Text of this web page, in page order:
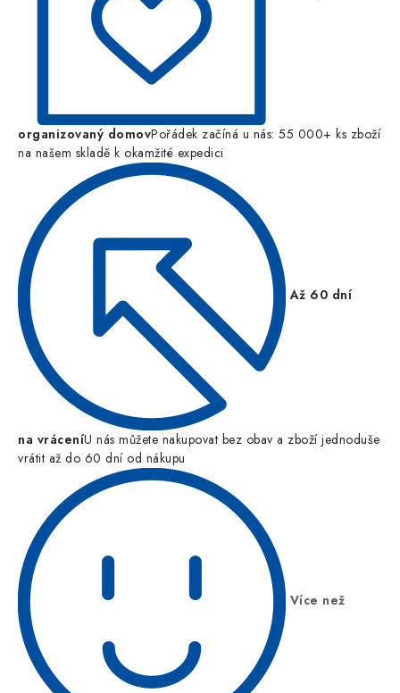
organizovaný domovPořádek začíná u nás: 55 000+ ks zboží
na našem skladě k okamžité expedici
Až 60 dní
na vráceníU nás můžete nakupovat bez obav a zboží jednoduše
vrátit až do 60 dní od nákupu
Více než